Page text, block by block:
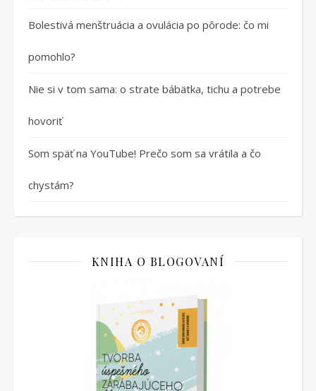
Bolestivá menštruácia a ovulácia po pôrode: čo mi
pomohlo?
Nie si v tom sama: o strate bábätka, tichu a potrebe
hovoriť
Som späť na YouTube! Prečo som sa vrátila a čo
chystám?
KNIHA O BLOGOVANÍ